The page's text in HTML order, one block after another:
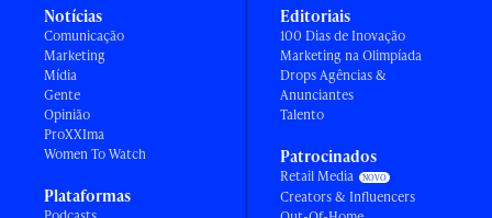
Notícias
Comunicação
Marketing
Mídia
Gente
Opinião
ProXXIma
Women To Watch
Plataformas
Editoriais
100 Dias de Inovação
Marketing na Olimpíada
Drops Agências &
Anunciantes
Talento
Patrocinados
Retail Media
Creators & Influencers